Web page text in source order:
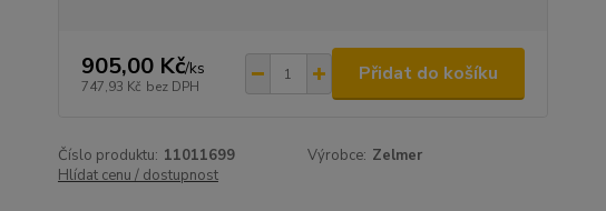
905,00 Kč/ks
747,93 Kč bez DPH
Přidat do košíku
Číslo produktu: 11011699 Výrobce: Zelmer
Hlídat cenu / dostupnost